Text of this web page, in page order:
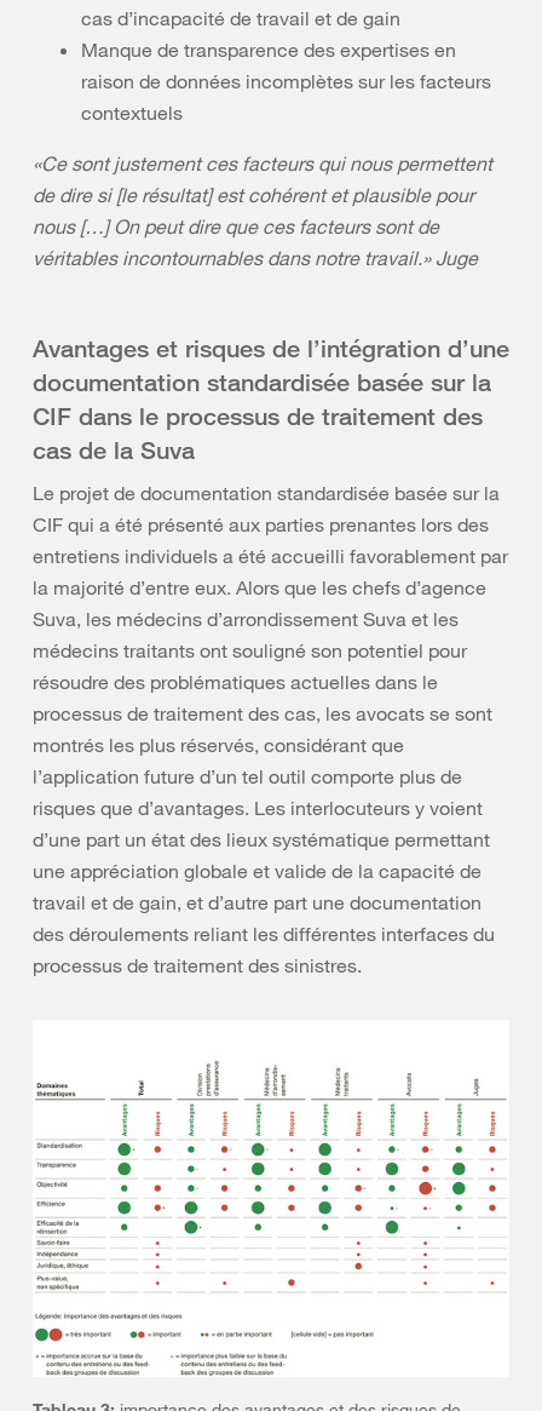
cas d’incapacité de travail et de gain
Manque de transparence des expertises en
raison de données incomplètes sur les facteurs
contextuels
«Ce sont justement ces facteurs qui nous permettent
de dire si [le résultat] est cohérent et plausible pour
nous […] On peut dire que ces facteurs sont de
véritables incontournables dans notre travail.» Juge
Avantages et risques de l’intégration d’une
documentation standardisée basée sur la
CIF dans le processus de traitement des
cas de la Suva
Le projet de documentation standardisée basée sur la
CIF qui a été présenté aux parties prenantes lors des
entretiens individuels a été accueilli favorablement par
la majorité d’entre eux. Alors que les chefs d’agence
Suva, les médecins d’arrondissement Suva et les
médecins traitants ont souligné son potentiel pour
résoudre des problématiques actuelles dans le
processus de traitement des cas, les avocats se sont
montrés les plus réservés, considérant que
l’application future d’un tel outil comporte plus de
risques que d’avantages. Les interlocuteurs y voient
d’une part un état des lieux systématique permettant
une appréciation globale et valide de la capacité de
travail et de gain, et d’autre part une documentation
des déroulements reliant les différentes interfaces du
processus de traitement des sinistres.